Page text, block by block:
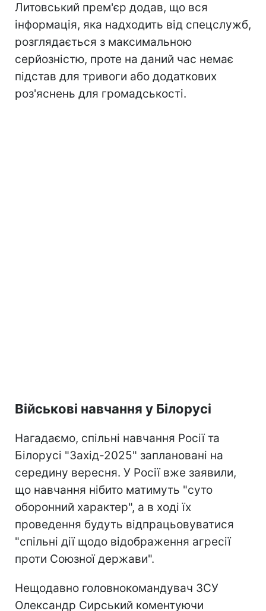
Литовський прем'єр додав, що вся
інформація, яка надходить від спецслужб,
розглядається з максимальною
серйозністю, проте на даний час немає
підстав для тривоги або додаткових
роз'яснень для громадськості.
Військові навчання у Білорусі
Нагадаємо, спільні навчання Росії та
Білорусі "Захід-2025" заплановані на
середину вересня. У Росії вже заявили,
що навчання нібито матимуть "суто
оборонний характер", а в ході їх
проведення будуть відпрацьовуватися
"спільні дії щодо відображення агресії
проти Союзної держави".
Нещодавно головнокомандувач ЗСУ
Олександр Сирський коментуючи